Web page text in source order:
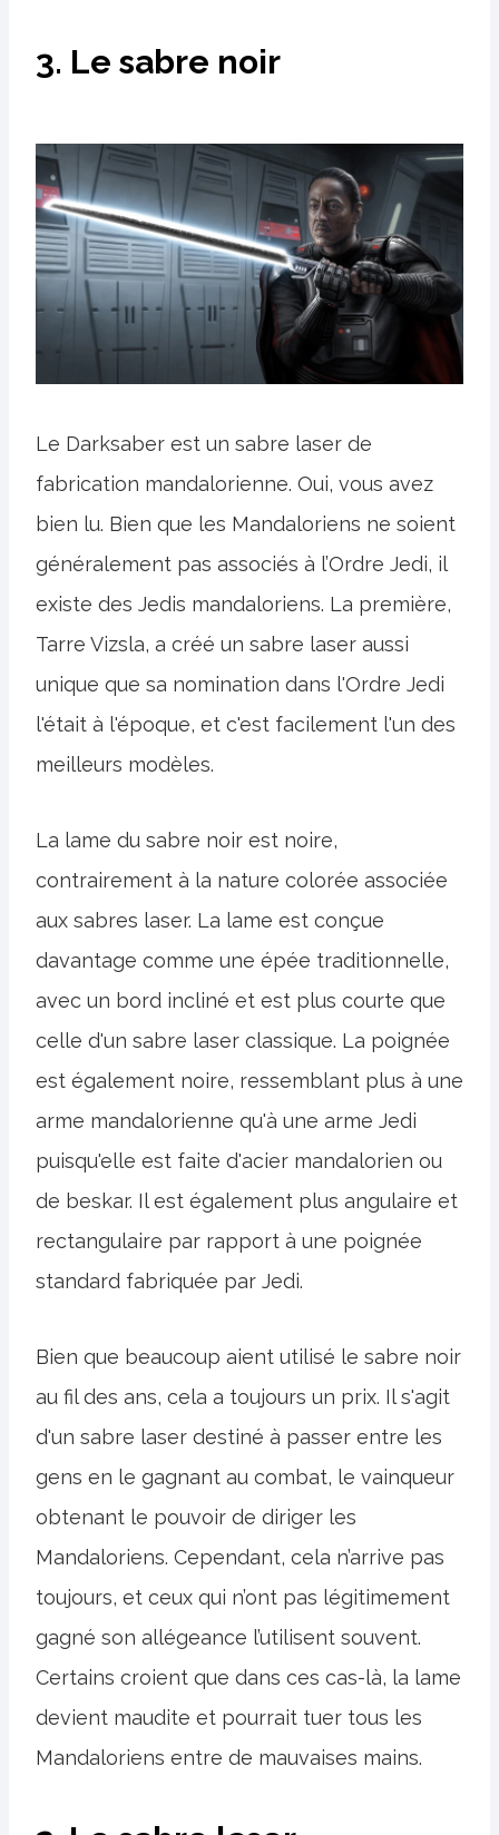
3. Le sabre noir
Le Darksaber est un sabre laser de
fabrication mandalorienne. Oui, vous avez
bien lu. Bien que les Mandaloriens ne soient
généralement pas associés à l’Ordre Jedi, il
existe des Jedis mandaloriens. La première,
Tarre Vizsla, a créé un sabre laser aussi
unique que sa nomination dans l'Ordre Jedi
l'était à l'époque, et c'est facilement l'un des
meilleurs modèles.
La lame du sabre noir est noire,
contrairement à la nature colorée associée
aux sabres laser. La lame est conçue
davantage comme une épée traditionnelle,
avec un bord incliné et est plus courte que
celle d'un sabre laser classique. La poignée
est également noire, ressemblant plus à une
arme mandalorienne qu'à une arme Jedi
puisqu'elle est faite d'acier mandalorien ou
de beskar. Il est également plus angulaire et
rectangulaire par rapport à une poignée
standard fabriquée par Jedi.
Bien que beaucoup aient utilisé le sabre noir
au fil des ans, cela a toujours un prix. Il s'agit
d'un sabre laser destiné à passer entre les
gens en le gagnant au combat, le vainqueur
obtenant le pouvoir de diriger les
Mandaloriens. Cependant, cela n’arrive pas
toujours, et ceux qui n’ont pas légitimement
gagné son allégeance l’utilisent souvent.
Certains croient que dans ces cas-là, la lame
devient maudite et pourrait tuer tous les
Mandaloriens entre de mauvaises mains.